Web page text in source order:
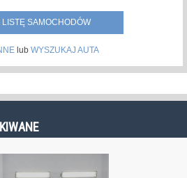
LISTĘ SAMOCHODÓW
lub WYSZUKAJ AUTA